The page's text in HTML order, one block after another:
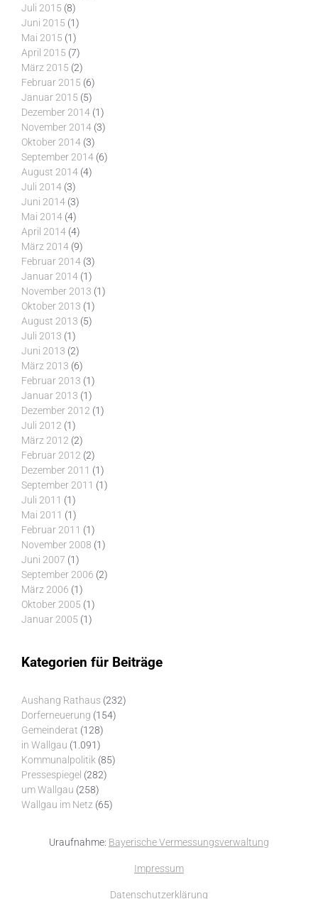
Juli 2015 (8)
Juni 2015 (1)
Mai 2015 (1)
April 2015 (7)
März 2015 (2)
Februar 2015 (6)
Januar 2015 (5)
Dezember 2014 (1)
November 2014 (3)
Oktober 2014 (3)
September 2014 (6)
August 2014 (4)
Juli 2014 (3)
Juni 2014 (3)
Mai 2014 (4)
April 2014 (4)
März 2014 (9)
Februar 2014 (3)
Januar 2014 (1)
November 2013 (1)
Oktober 2013 (1)
August 2013 (5)
Juli 2013 (1)
Juni 2013 (2)
März 2013 (6)
Februar 2013 (1)
Januar 2013 (1)
Dezember 2012 (1)
Juli 2012 (1)
März 2012 (2)
Februar 2012 (2)
Dezember 2011 (1)
September 2011 (1)
Juli 2011 (1)
Mai 2011 (1)
Februar 2011 (1)
November 2008 (1)
Juni 2007 (1)
September 2006 (2)
März 2006 (1)
Oktober 2005 (1)
Januar 2005 (1)
Kategorien für Beiträge
Aushang Rathaus (232)
Dorferneuerung (154)
Gemeinderat (128)
in Wallgau (1.091)
Kommunalpolitik (85)
Pressespiegel (282)
um Wallgau (258)
Wallgau im Netz (65)
Uraufnahme: Bayerische Vermessungsverwaltung
Impressum
Datenschutzerklärung